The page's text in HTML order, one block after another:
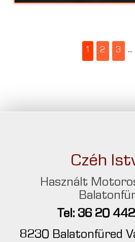
1 2 3 ...
Czéh
Használt
Tel: 36 20
8230 Balatonfüred